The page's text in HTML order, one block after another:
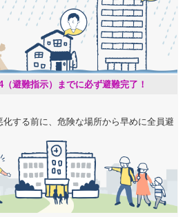
（避難指示）までに必ず避難完了！
化する前に、危険な場所から早めに全員避